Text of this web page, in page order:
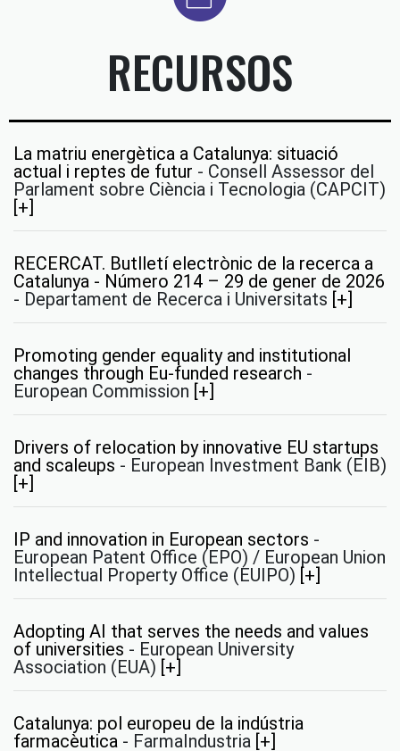
RECURSOS
La matriu energètica a Catalunya: situació
actual i reptes de futur - Consell Assessor del
Parlament sobre Ciència i Tecnologia (CAPCIT)
[+]
RECERCAT. Butlletí electrònic de la recerca a
Catalunya - Número 214 – 29 de gener de 2026
- Departament de Recerca i Universitats [+]
Promoting gender equality and institutional
changes through Eu-funded research -
European Commission [+]
Drivers of relocation by innovative EU startups
and scaleups - European Investment Bank (EIB)
[+]
IP and innovation in European sectors -
European Patent Office (EPO) / European Union
Intellectual Property Office (EUIPO) [+]
Adopting AI that serves the needs and values
of universities - European University
Association (EUA) [+]
Catalunya: pol europeu de la indústria
farmacèutica - FarmaIndustria [+]